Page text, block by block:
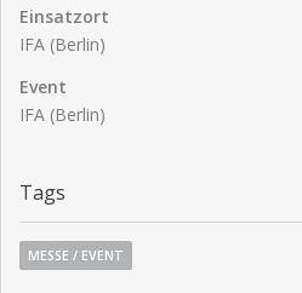
Einsatzort
IFA (Berlin)
Event
IFA (Berlin)
Tags
MESSE / EVENT